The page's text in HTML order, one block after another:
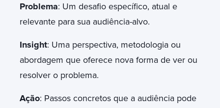
Problema: Um desafio específico, atual e
relevante para sua audiência-alvo.
Insight: Uma perspectiva, metodologia ou
abordagem que oferece nova forma de ver ou
resolver o problema.
Ação: Passos concretos que a audiência pode